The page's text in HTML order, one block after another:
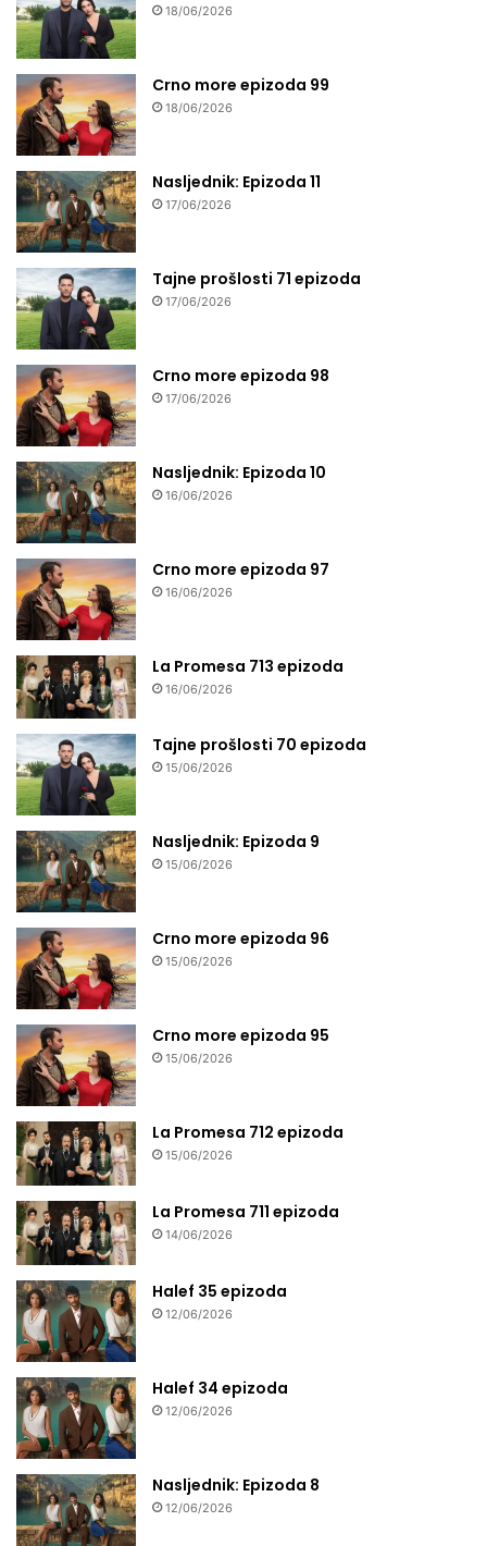
18/06/2026
Crno more epizoda 99
18/06/2026
Nasljednik: Epizoda 11
17/06/2026
Tajne prošlosti 71 epizoda
17/06/2026
Crno more epizoda 98
17/06/2026
Nasljednik: Epizoda 10
16/06/2026
Crno more epizoda 97
16/06/2026
La Promesa 713 epizoda
16/06/2026
Tajne prošlosti 70 epizoda
15/06/2026
Nasljednik: Epizoda 9
15/06/2026
Crno more epizoda 96
15/06/2026
Crno more epizoda 95
15/06/2026
La Promesa 712 epizoda
15/06/2026
La Promesa 711 epizoda
14/06/2026
Halef 35 epizoda
12/06/2026
Halef 34 epizoda
12/06/2026
Nasljednik: Epizoda 8
12/06/2026